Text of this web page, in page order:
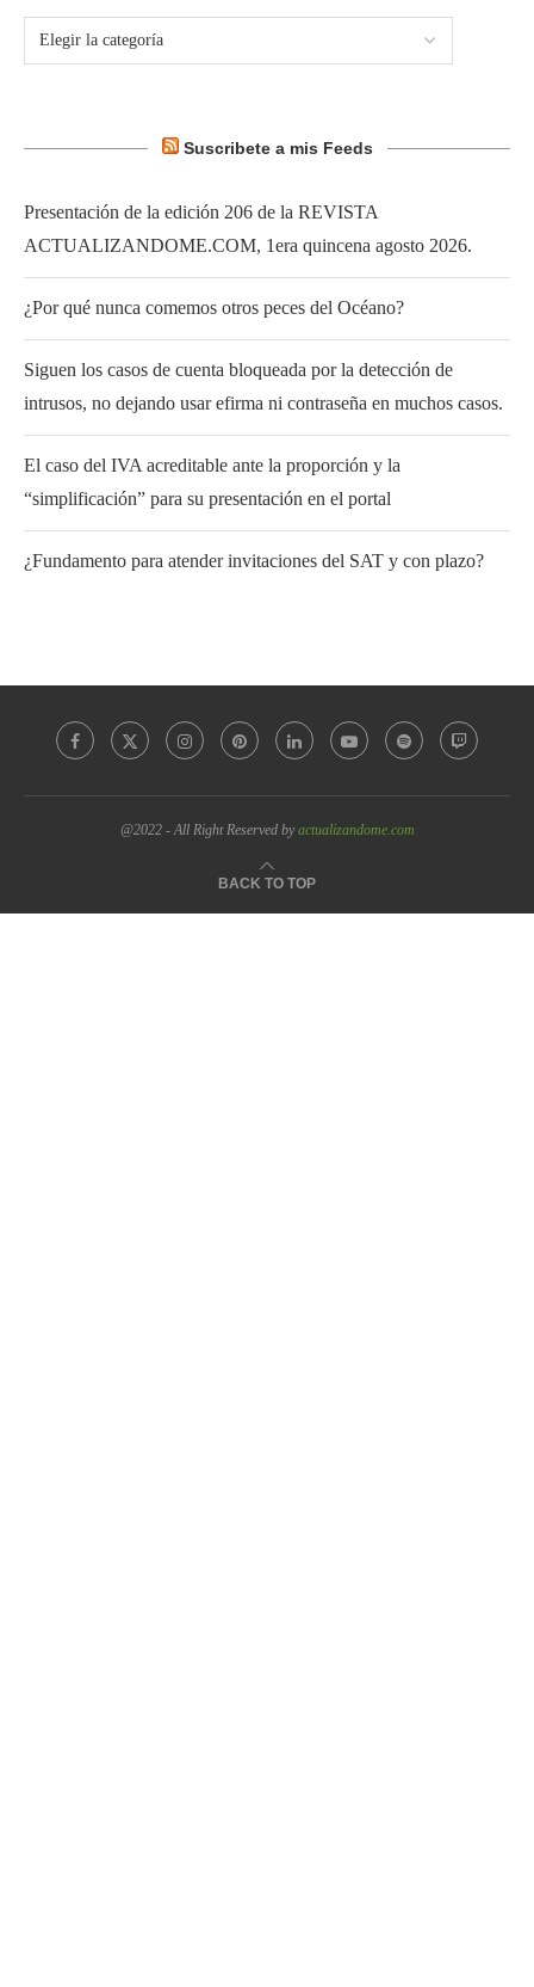
Suscribete a mis Feeds
Presentación de la edición 206 de la REVISTA
ACTUALIZANDOME.COM, 1era quincena agosto 2026.
¿Por qué nunca comemos otros peces del Océano?
Siguen los casos de cuenta bloqueada por la detección de
intrusos, no dejando usar efirma ni contraseña en muchos casos.
El caso del IVA acreditable ante la proporción y la
“simplificación” para su presentación en el portal
¿Fundamento para atender invitaciones del SAT y con plazo?
@2022 - All Right Reserved byactualizandome.com
BACK TO TOP